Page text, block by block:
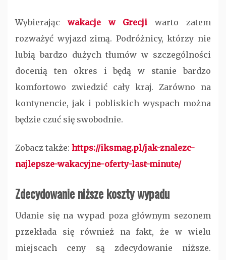
Wybierając wakacje w Grecji warto zatem
rozważyć wyjazd zimą. Podróżnicy, którzy nie
lubią bardzo dużych tłumów w szczególności
docenią ten okres i będą w stanie bardzo
komfortowo zwiedzić cały kraj. Zarówno na
kontynencie, jak i pobliskich wyspach można
będzie czuć się swobodnie.
Zobacz także: https://iksmag.pl/jak-znalezc-
najlepsze-wakacyjne-oferty-last-minute/
Zdecydowanie niższe koszty wypadu
Udanie się na wypad poza głównym sezonem
przekłada się również na fakt, że w wielu
miejscach ceny są zdecydowanie niższe.